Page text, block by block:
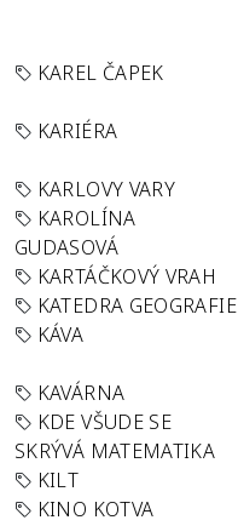
KAREL ČAPEK
KARIÉRA
KARLOVY VARY
KAROLÍNA
GUDASOVÁ
KARTÁČKOVÝ VRAH
KATEDRA GEOGRAFIE
KÁVA
KAVÁRNA
KDE VŠUDE SE
SKRÝVÁ MATEMATIKA
KILT
KINO KOTVA